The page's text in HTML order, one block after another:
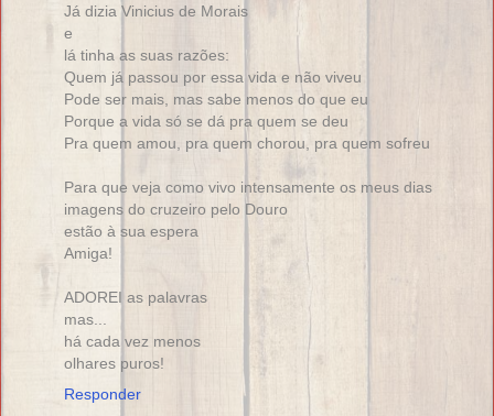
Já dizia Vinicius de Morais
e
lá tinha as suas razões:
Quem já passou por essa vida e não viveu
Pode ser mais, mas sabe menos do que eu
Porque a vida só se dá pra quem se deu
Pra quem amou, pra quem chorou, pra quem sofreu
Para que veja como vivo intensamente os meus dias
imagens do cruzeiro pelo Douro
estão à sua espera
Amiga!
ADOREI as palavras
mas...
há cada vez menos
olhares puros!
Responder